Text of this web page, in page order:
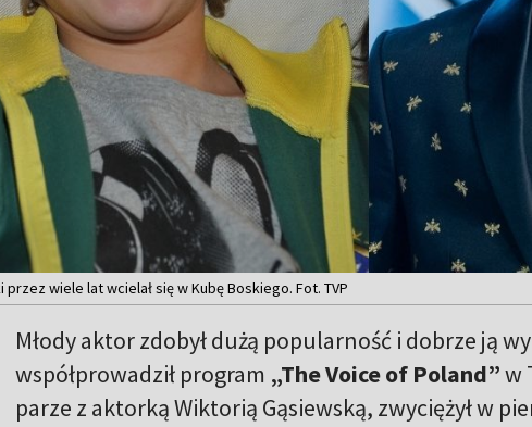
wiele lat wcielał się w Kubę Boskiego. Fot. TVP
Młody aktor zdobył dużą popularność i dobrze ją
współprowadził program „The Voice of Poland”w
parze z aktorką Wiktorią Gąsiewską, zwyciężył w